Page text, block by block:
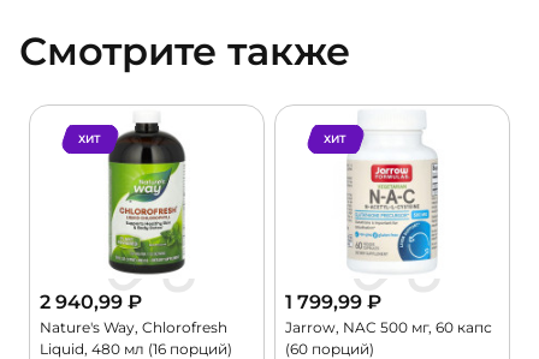
Смотрите также
ХИТ
2 940,99 ₽
Nature's Way, Chlorofresh
Liquid, 480 мл (16 порций)
ХИТ
1 799,99 ₽
Jarrow, NAC 500 мг, 60 капс
(60 порций)